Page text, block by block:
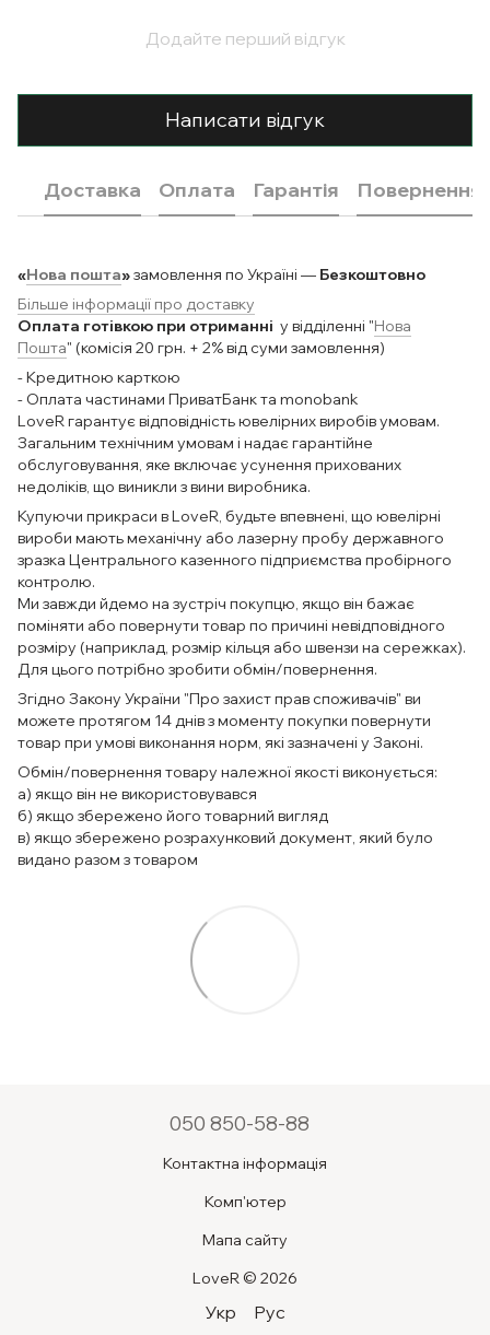
Додайте перший відгук
Написати відгук
Доставка Оплата Гарантія Повернення
«Нова пошта»замовлення по Україні — Безкоштовно
Більше інформації про доставку
Оплата готівкою при отриманні у відділенні "Нова
Пошта" (комісія 20 грн. + 2% від суми замовлення)
- Кредитною карткою
- Оплата частинами ПриватБанк та monobank
LoveR гарантує відповідність ювелірних виробів умовам.
Загальним технічним умовам і надає гарантійне
обслуговування, яке включає усунення прихованих
недоліків, що виникли з вини виробника.
Купуючи прикраси в LoveR, будьте впевнені, що ювелірні
вироби мають механічну або лазерну пробу державного
зразка Центрального казенного підприємства пробірного
контролю.
Ми завжди йдемо на зустріч покупцю, якщо він бажає
поміняти або повернути товар по причині невідповідного
розміру (наприклад, розмір кільця або швензи на сережках).
Для цього потрібно зробити обмін/повернення.
Згідно Закону України "Про захист прав споживачів" ви
можете протягом 14 днів з моменту покупки повернути
товар при умові виконання норм, які зазначені у Законі.
Обмін/повернення товару належної якості виконується:
а) якщо він не використовувався
б) якщо збережено його товарний вигляд
в) якщо збережено розрахунковий документ, який було
видано разом з товаром
050 850-58-88
Контактна інформація
Комп'ютер
Мапа сайту
LoveR © 2026
Укр Рус